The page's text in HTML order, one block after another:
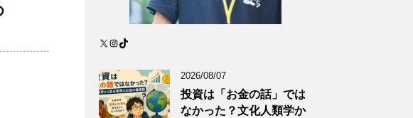
X Instagram
TikTok
2026/08/07
投資は「お金の話」では
なかった？文化人類学か